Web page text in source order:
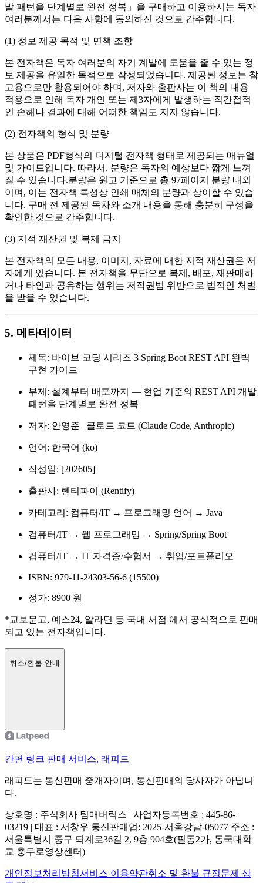
발 패턴을 단계별로 완전 정복」을 구매하고 이용하시는 독자
여러분께서는 다음 사항에 동의하신 것으로 간주합니다.
(1) 정보 제공 목적 및 면책 조항
본 전자책은 독자 여러분의 자기 계발에 도움을 줄 수 있는 정
보 제공을 유일한 목적으로 작성되었습니다. 제공된 정보는 참
고용으로만 활용되어야 하며, 저자와 출판사는 이 책의 내용
적용으로 인해 독자 개인 또는 제3자에게 발생하는 직간접적
인 손해나 결과에 대해 어떠한 책임도 지지 않습니다.
(2) 전자책의 형식 및 분량
본 상품은 PDF형식의 디지털 전자책 형태로 제공되는 매뉴얼
및 가이드입니다. 따라서, 분량은 독자의 예상보다 짧게 느껴
질 수 있습니다.분량은 원고 기준으로 총 97페이지 분량 내외
이며, 이는 전자책 특성상 인쇄 매체의 분량과 상이할 수 있습
니다. 구매 전 제공된 목차와 소개 내용을 통해 충분히 구성을
확인한 것으로 간주합니다.
(3) 지적 재산권 및 복제 금지
본 전자책의 모든 내용, 이미지, 자료에 대한 지적 재산권은 저
자에게 있습니다. 본 전자책을 무단으로 복제, 배포, 재판매하
거나 타인과 공유하는 행위는 저작권법 위반으로 법적인 처벌
을 받을 수 있습니다.
5. 메타데이터
제목: 바이브 코딩 시리즈 3 Spring Boot REST API 완벽
구현 가이드
부제: 설계부터 배포까지 — 현업 기준의 REST API 개발
패턴을 단계별로 완전 정복
저자: 안영준 | 클로드 코드 (Claude Code, Anthropic)
언어: 한국어 (ko)
작성일: [202605]
출판사: 렌티파이 (Rentify)
카테고리: 컴퓨터/IT → 프로그래밍 언어 → Java
컴퓨터/IT → 웹 프로그래밍 → Spring/Spring Boot
컴퓨터/IT → IT 자격증/수험서 → 취업/포트폴리오
ISBN: 979-11-24303-56-6 (15500)
정가: 8900 원
*교보문고, 예스24, 알라딘 등 국내 서점 에서 공식적으로 판매
되고 있는 전자책입니다.
취소/환불 안내
간편 링크 판매 서비스, 래피드
래피드는 통신판매 중개자이며, 통신판매의 당사자가 아닙니
다.
상호명 : 주식회사 팀매버릭스 | 사업자등록번호 : 445-86-
03219 | 대표 : 서창우 통신판매업: 2025-서울강남-05077 주소 :
서울특별시 중구 퇴계로36길 2, 9층 904호(필동2가, 동국대학
교 충무로영상센터)
개인정보처리방침서비스 이용약관취소 및 환불 규정문제 상